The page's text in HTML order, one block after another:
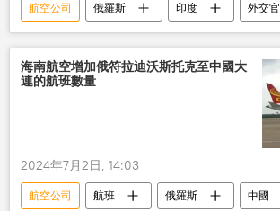
航空公司 俄羅斯 印度
外交官
緊急降落
海南航空增加俄符拉迪沃斯托克至中國大
連的航班數量
2024年7月2日, 14:03
航空公司 航班 俄羅斯
中國